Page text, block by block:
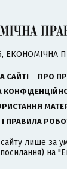
ЕКОНОМІЧНА
САЙТІ
ПРО
ПРАВИЛА
лише за
на